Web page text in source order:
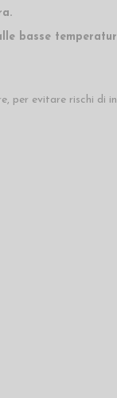
.
basse
per evitare rischi di